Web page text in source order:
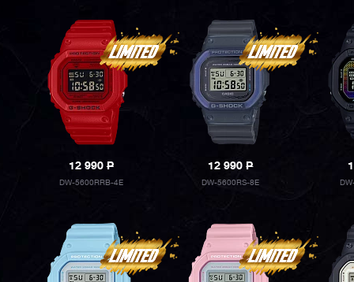
12 990P
DW-5600RRB-4E
12 990P
DW-5600RS-8E